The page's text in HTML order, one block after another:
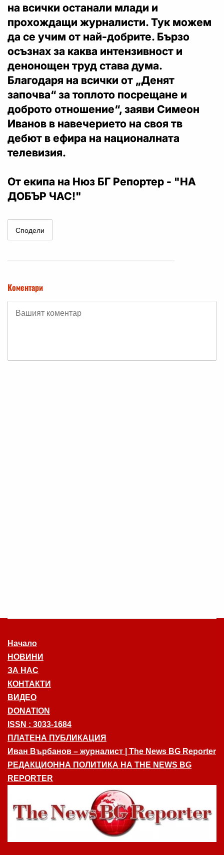
на всички останали млади и
прохождащи журналисти. Тук можем
да се учим от най-добрите. Бързо
осъзнах за каква интензивност и
денонощен труд става дума.
Благодаря на всички от „Денят
започва“ за топлото посрещане и
доброто отношение“, заяви Симеон
Иванов в навечерието на своя тв
дебют в ефира на националната
телевизия.
От екипа на Нюз БГ Репортер - "НА
ДОБЪР ЧАС!"
Сподели
Коментари
Начало
НОВИНИ
ЗА НАС
КОНТАКТИ
ВИДЕО
DONATION
ISSN : 3033-1684
ПЛАТЕНА ПУБЛИКАЦИЯ
Иван Върбанов – журналист | The News BG Reporter
РЕДАКЦИОННА ПОЛИТИКА НА THE NEWS BG
REPORTER